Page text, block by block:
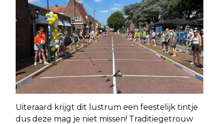
Uiteraard krijgt dit lustrum een feestelijk tintje
dus deze mag je niet missen! Traditiegetrouw